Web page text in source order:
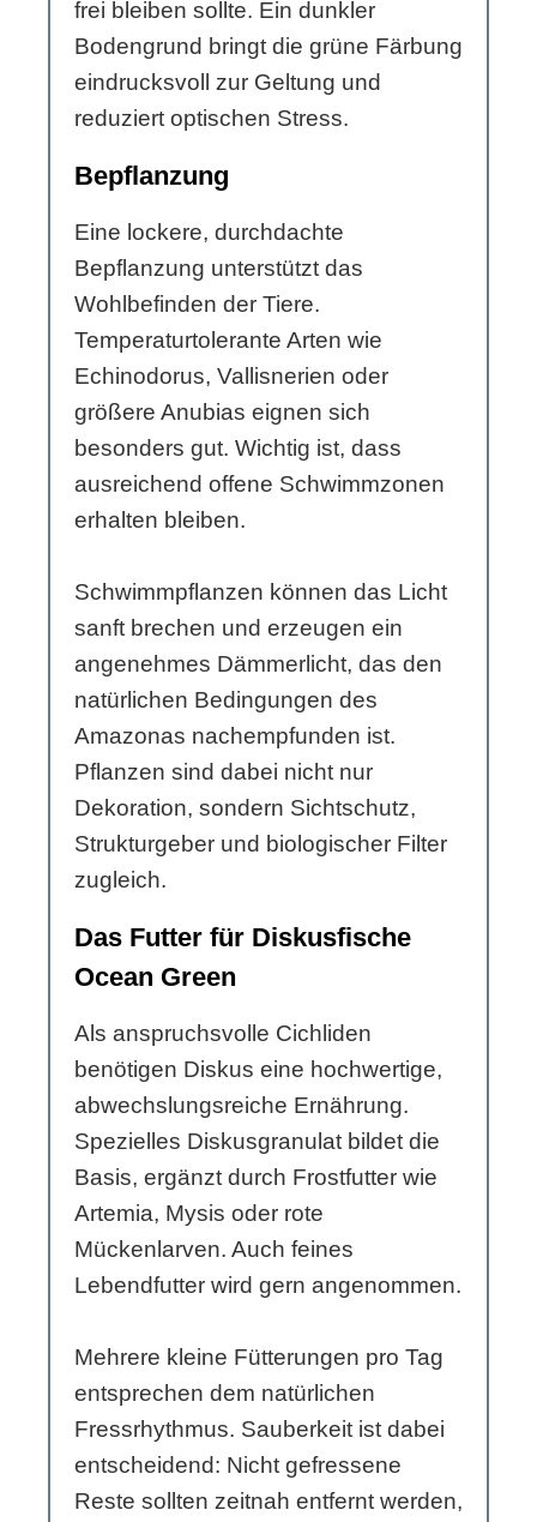
frei bleiben sollte. Ein dunkler
Bodengrund bringt die grüne Färbung
eindrucksvoll zur Geltung und
reduziert optischen Stress.
Bepflanzung
Eine lockere, durchdachte
Bepflanzung unterstützt das
Wohlbefinden der Tiere.
Temperaturtolerante Arten wie
Echinodorus, Vallisnerien oder
größere Anubias eignen sich
besonders gut. Wichtig ist, dass
ausreichend offene Schwimmzonen
erhalten bleiben.
Schwimmpflanzen können das Licht
sanft brechen und erzeugen ein
angenehmes Dämmerlicht, das den
natürlichen Bedingungen des
Amazonas nachempfunden ist.
Pflanzen sind dabei nicht nur
Dekoration, sondern Sichtschutz,
Strukturgeber und biologischer Filter
zugleich.
Das Futter für Diskusfische
Ocean Green
Als anspruchsvolle Cichliden
benötigen Diskus eine hochwertige,
abwechslungsreiche Ernährung.
Spezielles Diskusgranulat bildet die
Basis, ergänzt durch Frostfutter wie
Artemia, Mysis oder rote
Mückenlarven. Auch feines
Lebendfutter wird gern angenommen.
Mehrere kleine Fütterungen pro Tag
entsprechen dem natürlichen
Fressrhythmus. Sauberkeit ist dabei
entscheidend: Nicht gefressene
Reste sollten zeitnah entfernt werden,